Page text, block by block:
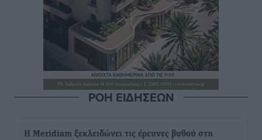
ΡΟΗ ΕΙΔΗΣΕΩΝ
Η Meridiam ξεκλειδώνει τις έρευνες βυθού στη